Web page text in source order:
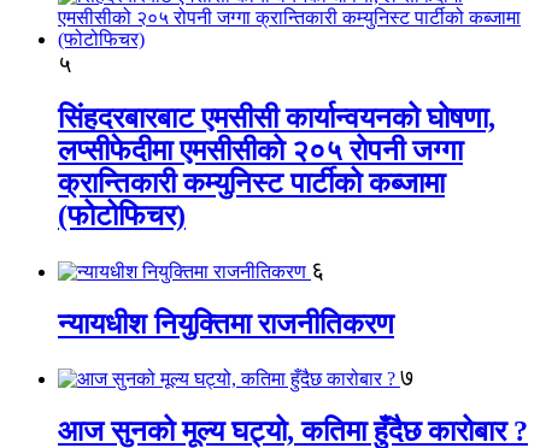
५
सिंहदरबारबाट एमसीसी कार्यान्वयनको घोषणा,
लप्सीफेदीमा एमसीसीको २०५ रोपनी जग्गा
क्रान्तिकारी कम्युनिस्ट पार्टीको कब्जामा
(फोटोफिचर)
६
न्यायधीश नियुक्तिमा राजनीतिकरण
७
आज सुनको मूल्य घट्यो, कतिमा हुँदैछ कारोबार ?